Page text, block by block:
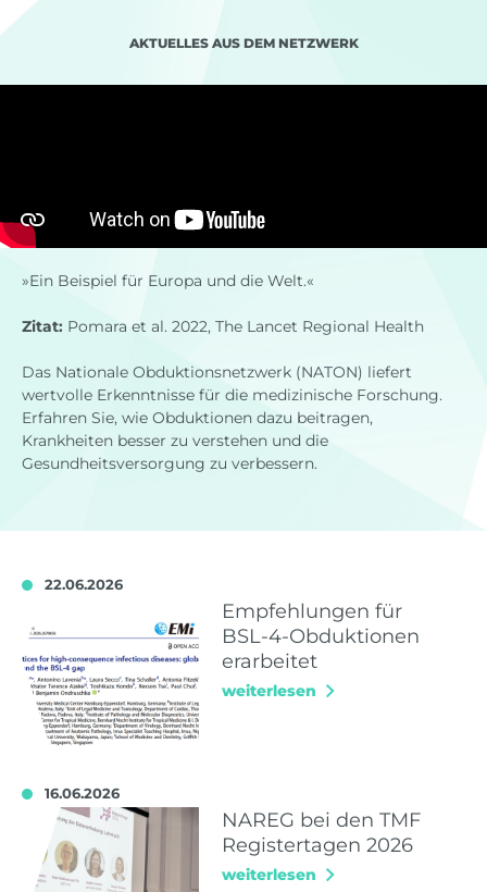
AKTUELLES AUS DEM NETZWERK
»Ein Beispiel für Europa und die Welt.«
Zitat: Pomara et al. 2022, The Lancet Regional Health
Das Nationale Obduktionsnetzwerk (NATON) liefert
wertvolle Erkenntnisse für die medizinische Forschung.
Erfahren Sie, wie Obduktionen dazu beitragen,
Krankheiten besser zu verstehen und die
Gesundheitsversorgung zu verbessern.
22.06.2026
Empfehlungen für
BSL-4-Obduktionen
erarbeitet
weiterlesen
16.06.2026
NAREG bei den TMF
Registertagen 2026
weiterlesen